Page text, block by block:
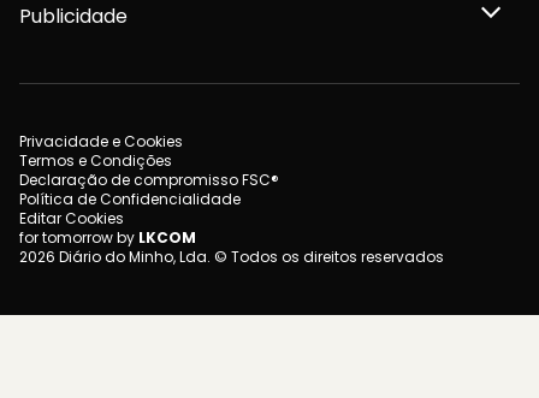
Publicidade
Privacidade e Cookies
Termos e Condições
Declaração de compromisso FSC®
Política de Confidencialidade
Editar Cookies
for tomorrow by LKCOM
2026 Diário do Minho, Lda. © Todos os direitos reservados